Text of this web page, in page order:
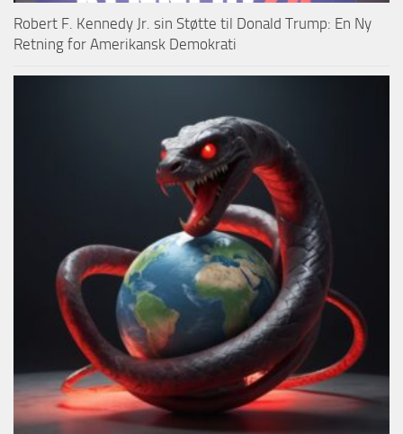
Robert F. Kennedy Jr. sin Støtte til Donald Trump: En Ny
Retning for Amerikansk Demokrati